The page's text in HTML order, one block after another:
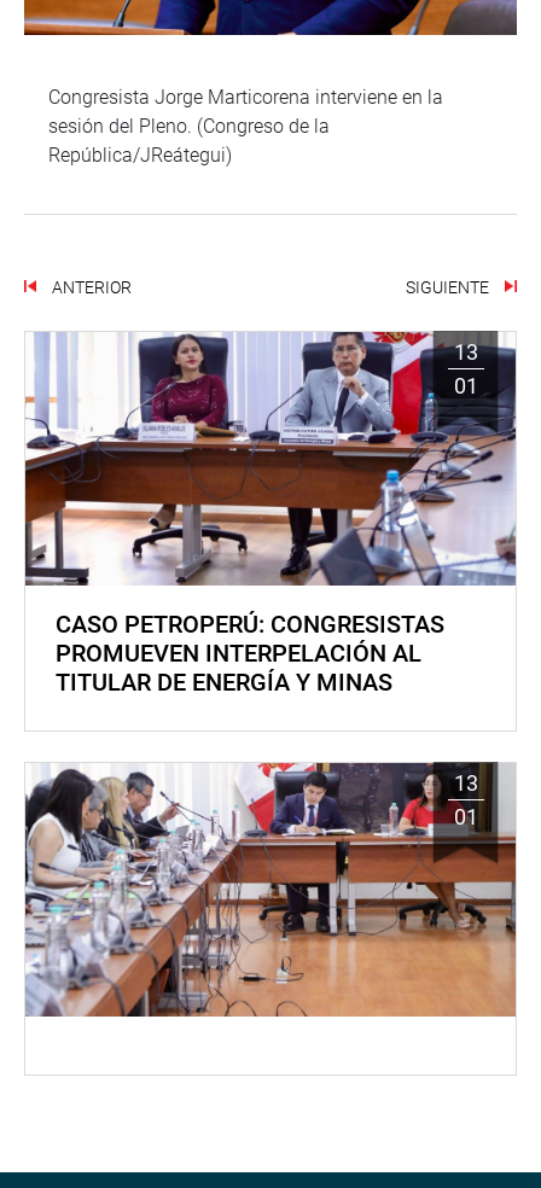
Congresista Jorge Marticorena interviene en la
sesión del Pleno. (Congreso de la
República/JReátegui)
ANTERIOR SIGUIENTE
13
01
CASO PETROPERÚ: CONGRESISTAS
PROMUEVEN INTERPELACIÓN AL
TITULAR DE ENERGÍA Y MINAS
13
01